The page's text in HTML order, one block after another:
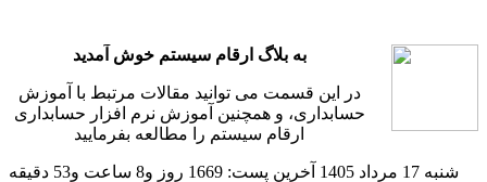
به بلاگ ارقام سیستم خوش آمدید
در این قسمت می توانید مقالات مرتبط با آموزش
حسابداری، و همچنین آموزش نرم افزار حسابداری
ارقام سیستم را مطالعه بفرمایید
شنبه 17 مرداد 1405
آخرین پست: 1669 روز و8 ساعت و53 دقیقه